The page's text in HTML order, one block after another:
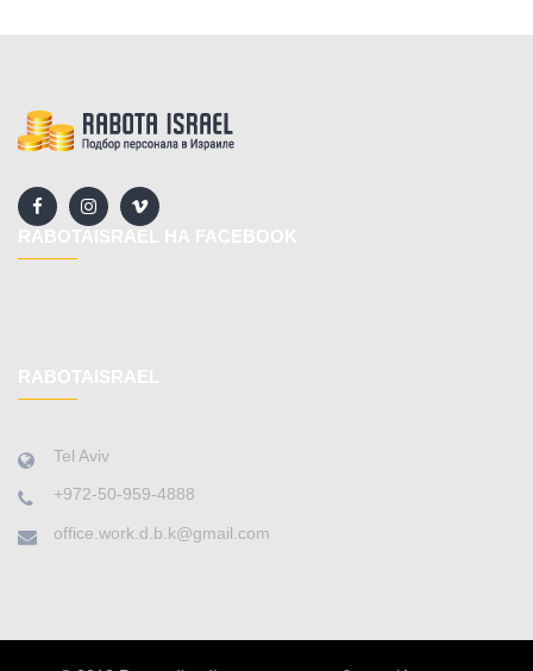
Tel Aviv
+972-50-959-4888
office.work.d.b.k@gmail.com